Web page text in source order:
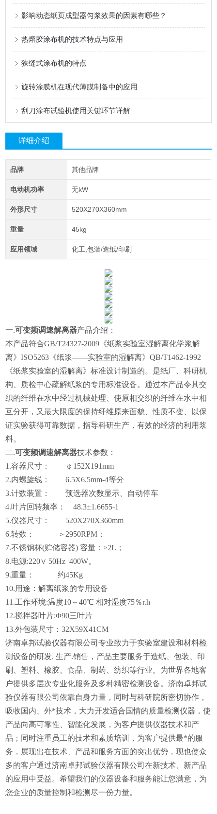
影响动态纸页成型器匀浆效果的因素有哪些？
热熔胶涂布机的技术特点与应用
狭缝式涂布机的特点
旋转涂膜机在现代薄膜制备中的应用
刮刀涂布试验机使用关键环节详解
详细介绍
品牌 其他品牌
电动机功率 无kW
外形尺寸 520X270X360mm
重量 45kg
应用领域 化工,包装/造纸/印刷
一.可变频调速解离器产品介绍：
本产品符合GB/T24327-2009《纸浆实验室湿解离化学浆解
离》ISO5263《纸浆——实验室的湿解离》QB/T1462-1992
《纸浆实验室的湿解离》标准设计制造的。是纸厂、科研机
构、质检中心疏解纸浆的专用标准设备。通过本产品令其交
织的纤维在水中经过机械处理、使原相交织的纤维在水中相
互分开，又最大限度的保持纤维原来面貌、性质不变、以保
证实验获得可靠数据，指导科研生产，有效的经济的利用浆
料。
二.可变频调速解离器技术参数：
1.容器尺寸： ￠152X191mm
2.内螺旋线： 6.5X6.5mm-4等分
3.计数装置： 预选器次数显示、自动停车
4.叶片回转频率： 48.3±1.6655-1
5.仪器尺寸： 520X270X360mm
6.转数：
＞2950RPM；
7.不锈钢杯(贮储容器) 容量：≥2L；
8.电源:220∨ 50Hz 400W。
9.重量： 约45Kg
10.用途：解离纸浆的专用设备
11.工作环境:温度10～40℃ 相对湿度75％r.h
12.搅拌器叶片:Φ90三叶片
13.外包装尺寸：32X59X41CM
济南卓邦试验仪器有限公司专业致力于实验室建设和材料检
测设备的研发. 生产.销售，产品主要服务于造纸、包装、印
刷、塑料、橡胶、食品、制药、纺织等行业。为世界各地客
户提供多层次专业化服务及多种精密检测设备。济南卓邦试
验仪器有限公司依靠自身力量，同时与科研院所密切协作，
吸收国内、外*技术，大力开发适合国情的质量检测仪器，使
产品向高可靠性、智能化发展，为客户提供仪器技术和产
品；同时注重员工的技术和素质培训，为客户提供最*的服
务，展现出在技术、产品和服务方面的突出优势，现也使众
多的客户通过济南卓邦试验仪器有限公司在新技术、新产品
的应用中受益。希望我们的仪器设备和服务能让您满意，为
您企业的质量控制和检测尽一份力量。